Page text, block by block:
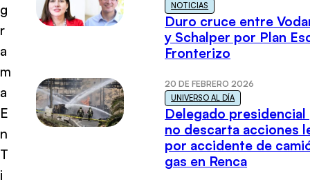
g
r
a
m
a
E
n
T
i
NOTICIAS
Duro cruce entre
y Schalper por Plan
Fronterizo
20 DE FEBRERO 2026
UNIVERSO AL DÍA
Delegado presidencial
no descarta acciones
por accidente de
gas en Renca